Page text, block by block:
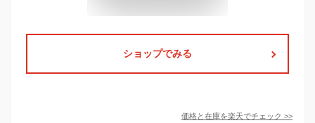
ショップでみる
価格と在庫を楽天でチェック >>